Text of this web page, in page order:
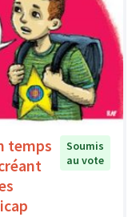
temps
Soumis
au vote